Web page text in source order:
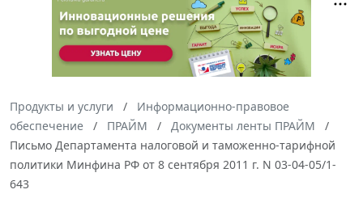
Продукты и услуги
Информационно-правовое
обеспечение
ПРАЙМ
Документы ленты ПРАЙМ
Письмо Департамента налоговой и таможенно-тарифной
политики Минфина РФ от 8 сентября 2011 г. N 03-04-05/1-
643